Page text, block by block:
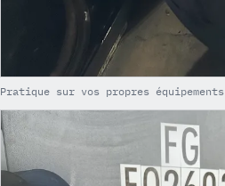
Pratique sur vos propres équipements